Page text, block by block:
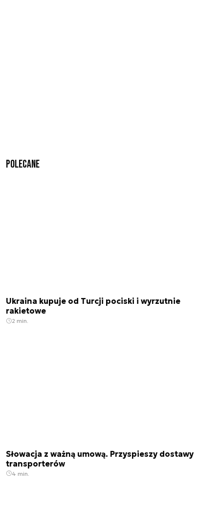
Polecane
Ukraina kupuje od Turcji pociski i wyrzutnie
rakietowe
2 min.
Słowacja z ważną umową. Przyspieszy dostawy
transporterów
4 min.